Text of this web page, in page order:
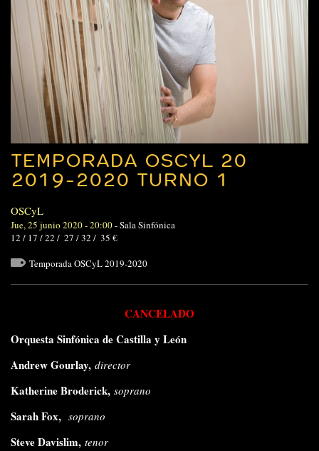
TEMPORADA OSCYL 20
2019-2020 TURNO 1
OSCyL
Jue, 25 junio 2020 - 20:00-Sala Sinfónica
12 / 17 / 22 / 27 / 32 / 35 €
Temporada OSCyL 2019-2020
CANCELADO
Orquesta Sinfónica de Castilla y León
Andrew Gourlay, director
Katherine Broderick, soprano
Sarah Fox, soprano
Steve Davislim, tenor